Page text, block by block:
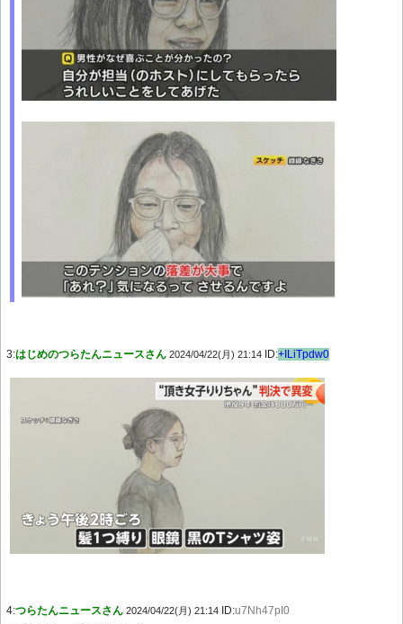
3:はじめのつらたんニュースさん 2024/04/22(月) 21:14 ID:+ILiTpdw0
4:つらたんニュースさん 2024/04/22(月) 21:14 ID:u7Nh47pI0